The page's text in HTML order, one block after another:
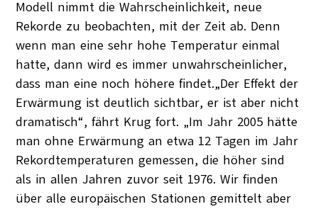
Modell nimmt die Wahrscheinlichkeit, neue
Rekorde zu beobachten, mit der Zeit ab. Denn
wenn man eine sehr hohe Temperatur einmal
hatte, dann wird es immer unwahrscheinlicher,
dass man eine noch höhere findet.„Der Effekt der
Erwärmung ist deutlich sichtbar, er ist aber nicht
dramatisch“, fährt Krug fort. „Im Jahr 2005 hätte
man ohne Erwärmung an etwa 12 Tagen im Jahr
Rekordtemperaturen gemessen, die höher sind
als in allen Jahren zuvor seit 1976. Wir finden
über alle europäischen Stationen gemittelt aber